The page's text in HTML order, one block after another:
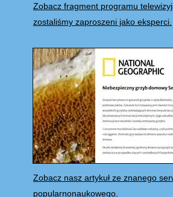
Zobacz fragment programu
zostaliśmy zaproszeni jako eksperci.
Zobacz nasz artykuł ze znanego
popularnonaukowego.